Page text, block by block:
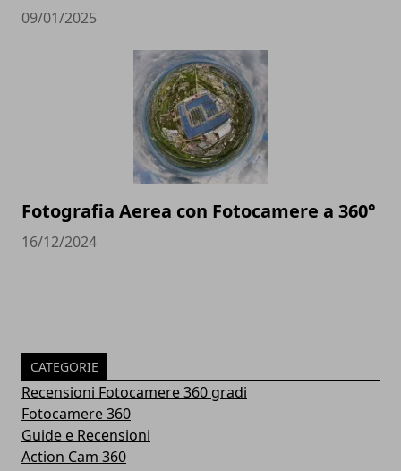
09/01/2025
Fotografia Aerea con Fotocamere a 360°
16/12/2024
CATEGORIE
Recensioni Fotocamere 360 gradi
Fotocamere 360
Guide e Recensioni
Action Cam 360